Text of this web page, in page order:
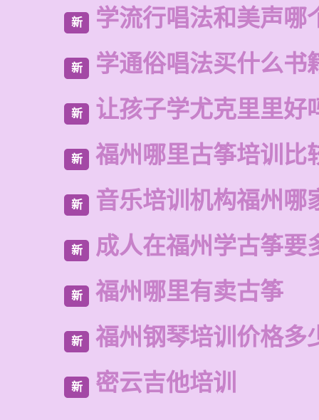
新 学流行唱法和美声哪
新 学通俗唱法买什么书
新 让孩子学尤克里里好
新 福州哪里古筝培训比
新 音乐培训机构福州哪
新 成人在福州学古筝要
新 福州哪里有卖古筝
新 福州钢琴培训价格多
新 密云吉他培训